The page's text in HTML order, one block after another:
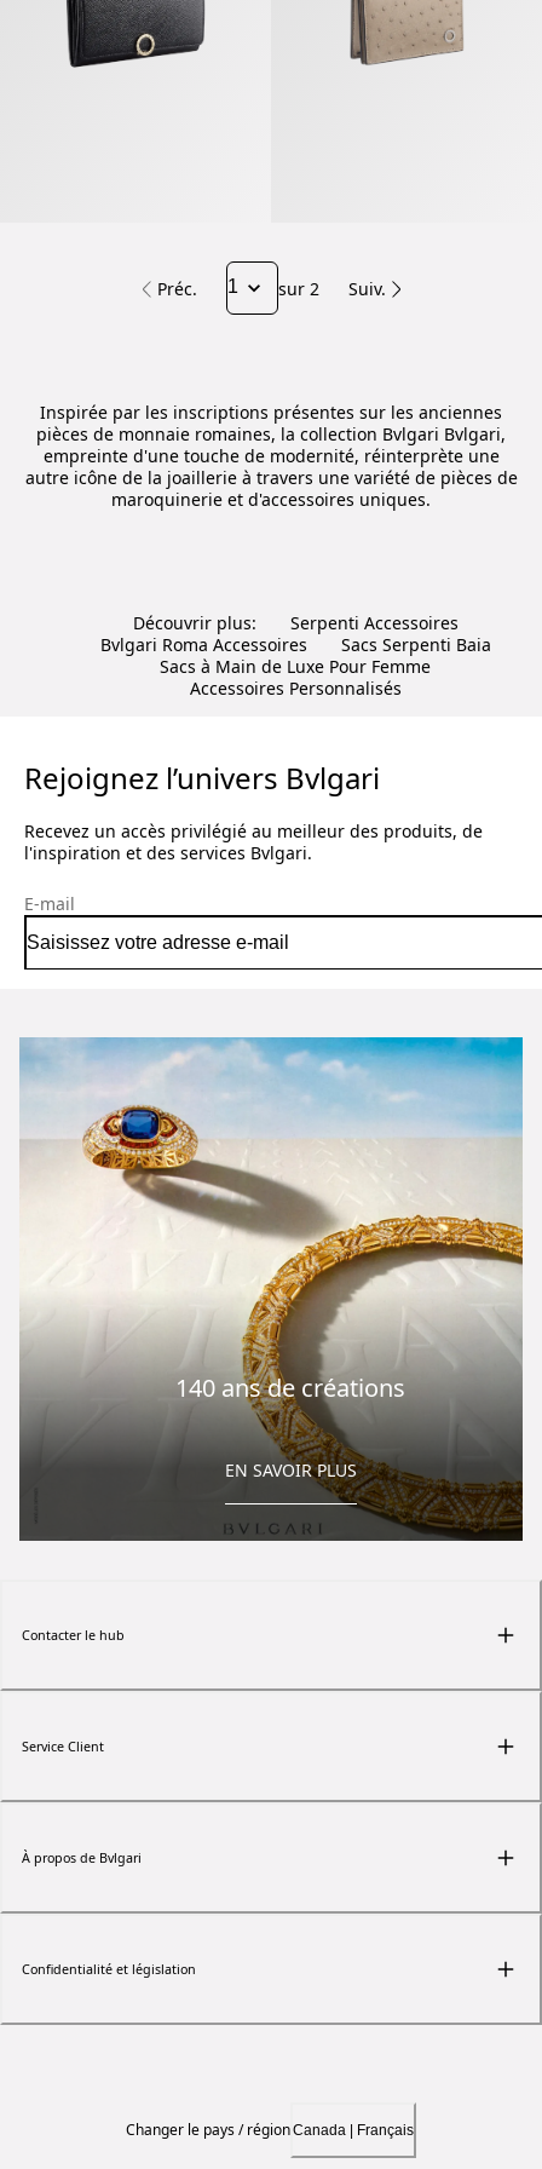
Préc. sur 2 Suiv.
Inspirée par les inscriptions présentes sur les anciennes
pièces de monnaie romaines, la collection Bvlgari Bvlgari,
empreinte d'une touche de modernité, réinterprète une
autre icône de la joaillerie à travers une variété de pièces de
maroquinerie et d'accessoires uniques.
Découvrir plus:
Serpenti Accessoires
Bvlgari Roma Accessoires
Sacs Serpenti Baia
Sacs à Main de Luxe Pour Femme
Accessoires Personnalisés
Rejoignez l’univers Bvlgari
Recevez un accès privilégié au meilleur des produits, de
l'inspiration et des services Bvlgari.
E-mail
140 ans de créations
EN SAVOIR PLUS
Contacter le hub
Service Client
À propos de Bvlgari
Confidentialité et législation
Changer le pays / régionCanada | Français